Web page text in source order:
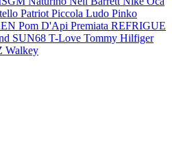
Patriot Piccola Ludo Pinko
Pom D'Api Premiata REFRIGUE
SUN68 T-Love Tommy Hilfiger
Walkey